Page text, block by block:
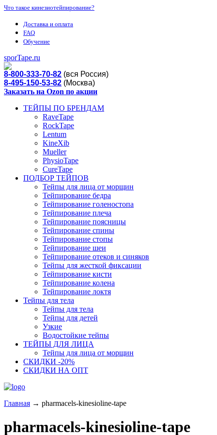
Что такое кинезиотейпирование?
Доставка и оплата
FAQ
Обучение
sporTape.ru
8-800-333-70-82 (вся Россия)
8-495-150-53-82 (Москва)
Заказать на Ozon по акции
ТЕЙПЫ ПО БРЕНДАМ
RaveTape
RockTape
Lentum
KineXib
Mueller
PhysioTape
CureTape
ПОДБОР ТЕЙПОВ
Тейпы для лица от морщин
Тейпирование бедра
Тейпирование голеностопа
Тейпирование плеча
Тейпирование поясницы
Тейпирование спины
Тейпирование стопы
Тейпирование шеи
Тейпирование отеков и синяков
Тейпы для жесткой фиксации
Тейпирование кисти
Тейпирование колена
Тейпирование локтя
Тейпы для тела
Тейпы для тела
Тейпы для детей
Узкие
Водостойкие тейпы
ТЕЙПЫ ДЛЯ ЛИЦА
Тейпы для лица от морщин
СКИДКИ -20%
СКИДКИ НА ОПТ
Главная → pharmacels-kinesioline-tape
pharmacels-kinesioline-tape